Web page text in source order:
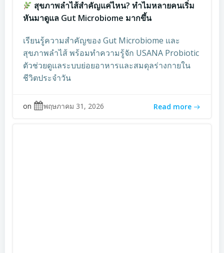
สุขภาพลำไส้สำคัญแค่ไหน? ทำไมหลายคนเริ่ม
หันมาดูแล Gut Microbiome มากขึ้น
เรียนรู้ความสำคัญของ Gut Microbiome และ
สุขภาพลำไส้ พร้อมทำความรู้จัก USANA Probiotic
ตัวช่วยดูแลระบบย่อยอาหารและสมดุลร่างกายใน
ชีวิตประจำวัน
on พฤษภาคม 31, 2026 Read more